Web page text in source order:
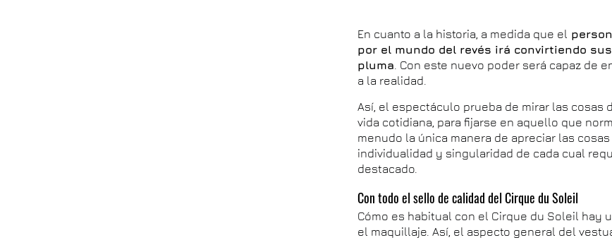
En cuanto a la historia, a medida que el
por el mundo del revés irá convirtiendo
pluma . Con este nuevo poder será capaz de
a la realidad.
Así, el espectáculo prueba de mirar las cosas
vida cotidiana, para fijarse en aquello que
menudo la única manera de apreciar las
individualidad y singularidad de cada cual
destacado.
Con todo el sello de calidad del Cirque du Soleil
Cómo es habitual con el Cirque du Soleil hay
el maquillaje. Así, el aspecto general del